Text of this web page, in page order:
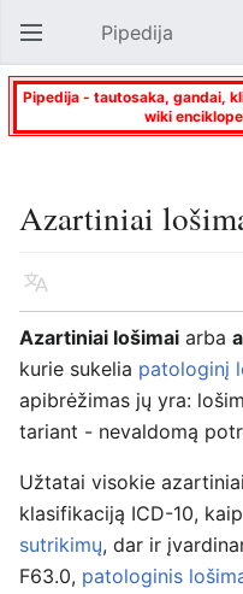
Atverti pagrindinį meniu Pipedija
Pipedija - tautosaka, gandai,
wiki
Azartiniai
Kalba
Azartiniai lošimai arba
kurie sukelia patologinį
apibrėžimas jų yra:
tariant - nevaldomą
Užtatai visokie
klasifikaciją ICD-10,
sutrikimų, dar ir
F63.0, patologinis